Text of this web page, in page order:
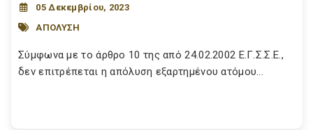
05 Δεκεμβρίου, 2023
ΑΠΟΛΥΣΗ
Σύμφωνα με το άρθρο 10 της από 24.02.2002 Ε.Γ.Σ.Σ.Ε.,
δεν επιτρέπεται η απόλυση εξαρτημένου ατόμου...